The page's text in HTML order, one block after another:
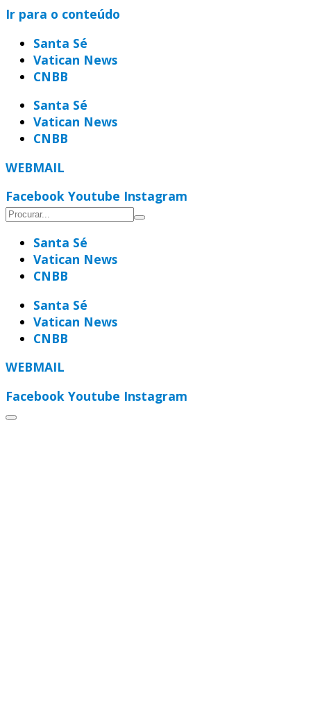
Ir para o conteúdo
Santa Sé
Vatican News
CNBB
Santa Sé
Vatican News
CNBB
WEBMAIL
Facebook Youtube Instagram
Santa Sé
Vatican News
CNBB
Santa Sé
Vatican News
CNBB
WEBMAIL
Facebook Youtube Instagram